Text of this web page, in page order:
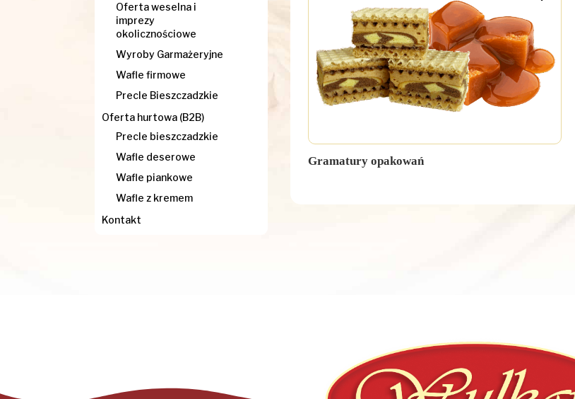
Oferta weselna i
imprezy
okolicznościowe
Wyroby Garmażeryjne
Wafle firmowe
Precle Bieszczadzkie
Oferta hurtowa (B2B)
Precle bieszczadzkie
Wafle deserowe
Wafle piankowe
Wafle z kremem
Kontakt
Gramatury opakowań